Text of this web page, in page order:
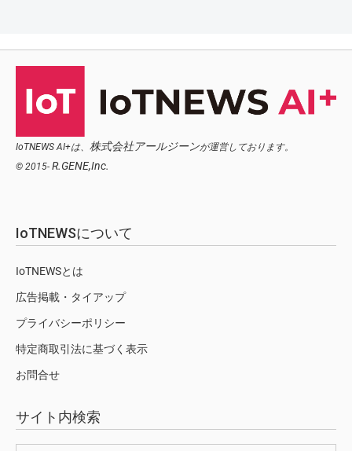
IoTNEWS AI+は、 株式会社アールジーンが運営しております。
© 2015- R.GENE,Inc.
IoTNEWSについて
IoTNEWSとは
広告掲載・タイアップ
プライバシーポリシー
特定商取引法に基づく表示
お問合せ
サイト内検索